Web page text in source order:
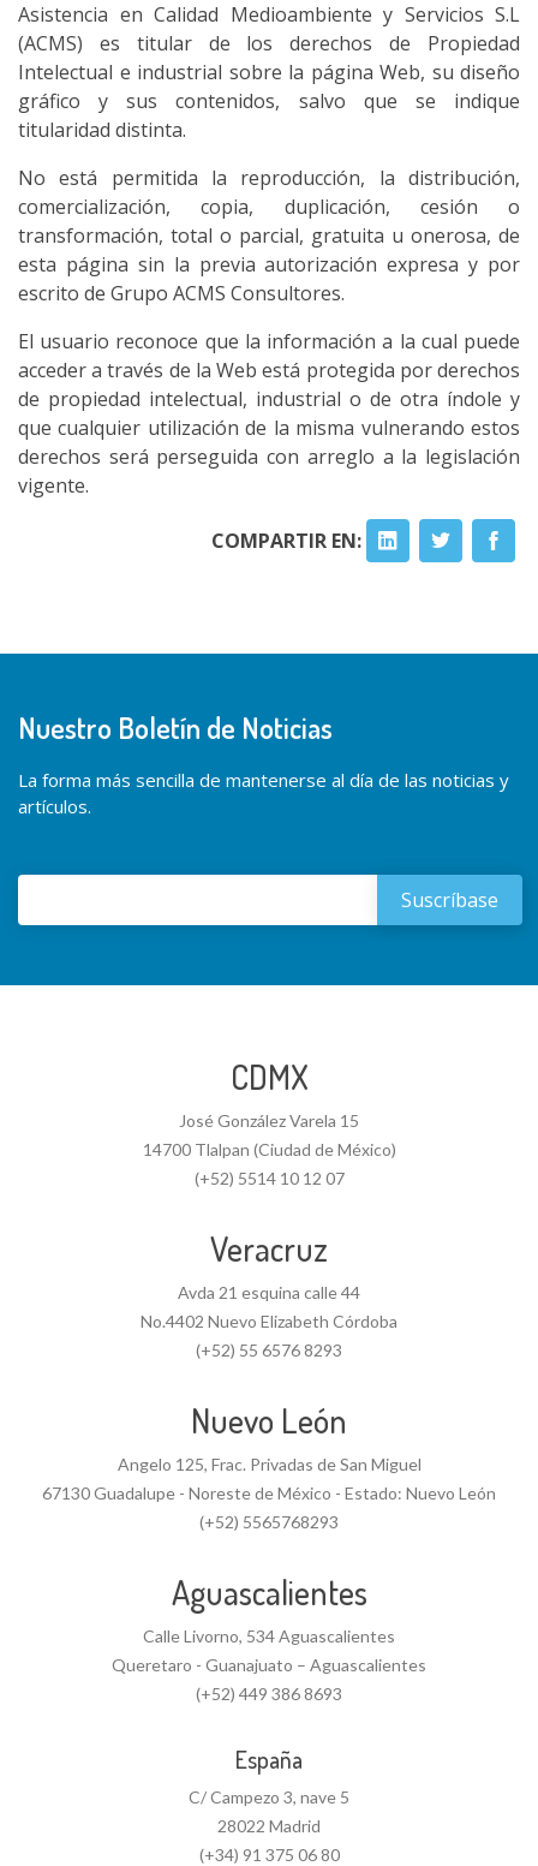
Asistencia en Calidad Medioambiente y Servicios S.L
(ACMS) es titular de los derechos de Propiedad
Intelectual e industrial sobre la página Web, su diseño
gráfico y sus contenidos, salvo que se indique
titularidad distinta.
No está permitida la reproducción, la distribución,
comercialización, copia, duplicación, cesión o
transformación, total o parcial, gratuita u onerosa, de
esta página sin la previa autorización expresa y por
escrito de Grupo ACMS Consultores.
El usuario reconoce que la información a la cual puede
acceder a través de la Web está protegida por derechos
de propiedad intelectual, industrial o de otra índole y
que cualquier utilización de la misma vulnerando estos
derechos será perseguida con arreglo a la legislación
vigente.
COMPARTIR EN:
Nuestro Boletín de Noticias
La forma más sencilla de mantenerse al día de las noticias y
artículos.
CDMX
José González Varela 15
14700 Tlalpan (Ciudad de México)
(+52) 5514 10 12 07
Veracruz
Avda 21 esquina calle 44
No.4402 Nuevo Elizabeth Córdoba
(+52) 55 6576 8293
Nuevo León
Angelo 125, Frac. Privadas de San Miguel
67130 Guadalupe - Noreste de México - Estado: Nuevo León
(+52) 5565768293
Aguascalientes
Calle Livorno, 534 Aguascalientes
Queretaro - Guanajuato – Aguascalientes
(+52) 449 386 8693
España
C/ Campezo 3, nave 5
28022 Madrid
(+34) 91 375 06 80